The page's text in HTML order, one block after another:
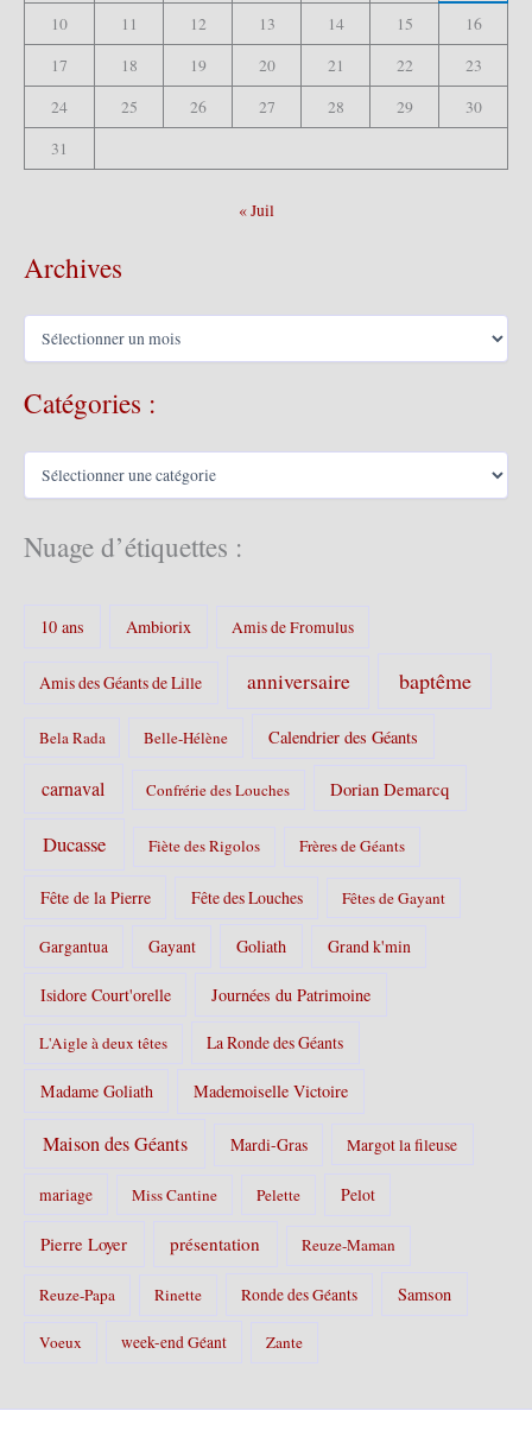
10 11 12 13 14 15
16
17
18 19 20 21 22
23
24
25 26 27 28 29
30
31
« Juil
Archives
h
s
Catégories :
C
g
Nuage d’étiquettes :
10 ans Ambiorix Amis de Fromulus
Amis des Géants de Lille anniversaire baptême
Bela Rada Belle-Hélène Calendrier des Géants
carnaval Confrérie des Louches Dorian Demarcq
Ducasse Fiète des Rigolos Frères de Géants
Fête de la Pierre Fête des Louches Fêtes de Gayant
Gargantua Gayant Goliath Grand k'min
Isidore Court'orelle Journées du Patrimoine
L'Aigle à deux têtes La Ronde des Géants
Madame Goliath Mademoiselle Victoire
Maison des Géants Mardi-Gras Margot la fileuse
mariage Miss Cantine Pelette Pelot
Pierre Loyer présentation Reuze-Maman
Reuze-Papa Rinette Ronde des Géants Samson
Voeux week-end Géant Zante